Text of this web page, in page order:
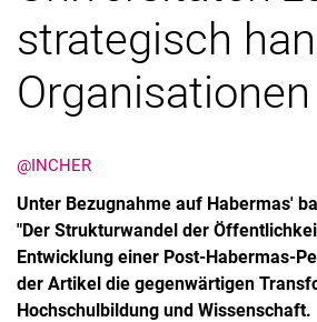
strategisch
Organisationen
@INCHER
Unter Bezugnahme auf Habermas'
"Der Strukturwandel der
Entwicklung einer Post-Habermas-
der Artikel die gegenwärtigen
Hochschulbildung und Wissenschaft.